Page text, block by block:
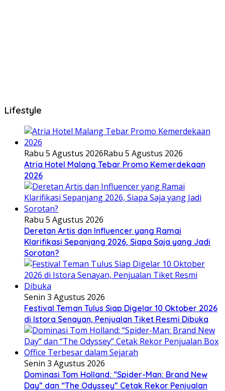
Lifestyle
Rabu 5 Agustus 2026Rabu 5 Agustus 2026
Atria Hotel Malang Tebar Promo Kemerdekaan
2026
Rabu 5 Agustus 2026
Deretan Artis dan Influencer yang Ramai
Klarifikasi Sepanjang 2026, Siapa Saja yang Jadi
Sorotan?
Senin 3 Agustus 2026
Festival Teman Tulus Siap Digelar 10 Oktober 2026
di Istora Senayan, Penjualan Tiket Resmi Dibuka
Senin 3 Agustus 2026
Dominasi Tom Holland: “Spider-Man: Brand New
Day” dan “The Odyssey” Cetak Rekor Penjualan